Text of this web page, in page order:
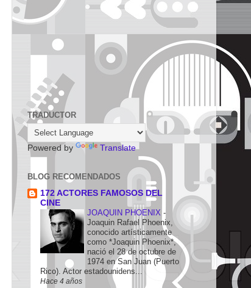
TRADUCTOR
Powered by Translate
BLOG RECOMENDADOS
172 ACTORES FAMOSOS DEL
CINE
JOAQUIN PHOENIX -
Joaquin Rafael Phoenix,
conocido artísticamente
como *Joaquin Phoenix*,
nació el 28 de octubre de
1974 en San Juan (Puerto
Rico). Actor estadounidens...
Hace 4 años